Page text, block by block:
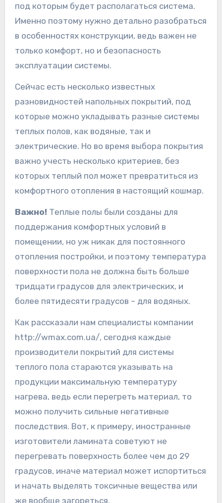
под которым будет располагаться система.
Именно поэтому нужно детально разобраться
в особенностях конструкции, ведь важен не
только комфорт, но и безопасность
эксплуатации системы.
Сейчас есть несколько известных
разновидностей напольных покрытий, под
которые можно укладывать разные системы
теплых полов, как водяные, так и
электрические. Но во время выбора покрытия
важно учесть несколько критериев, без
которых теплый пол может превратиться из
комфортного отопления в настоящий кошмар.
Важно! Теплые полы были созданы для
поддержания комфортных условий в
помещении, но уж никак для постоянного
отопления постройки, и поэтому температура
поверхности пола не должна быть больше
тридцати градусов для электрических, и
более пятидесяти градусов – для водяных.
Как рассказали нам специалисты компании
http://wmax.com.ua/, сегодня каждые
производители покрытий для системы
теплого пола стараются указывать на
продукции максимальную температуру
нагрева, ведь если перегреть материал, то
можно получить сильные негативные
последствия. Вот, к примеру, иностранные
изготовители ламината советуют не
перегревать поверхность более чем до 29
градусов, иначе материал может испортиться
и начать выделять токсичные вещества или
же вообще загореться.